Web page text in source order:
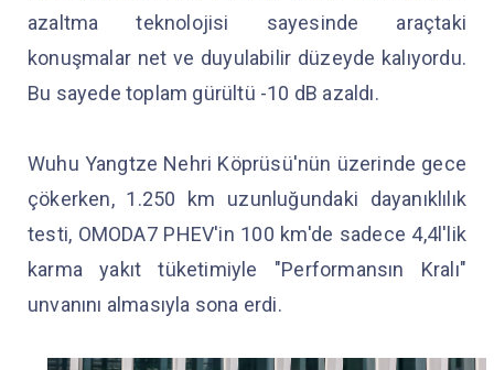
azaltma teknolojisi sayesinde araçtaki
konuşmalar net ve duyulabilir düzeyde kalıyordu.
Bu sayede toplam gürültü -10 dB azaldı.
Wuhu Yangtze Nehri Köprüsü'nün üzerinde gece
çökerken, 1.250 km uzunluğundaki dayanıklılık
testi, OMODA7 PHEV'in 100 km'de sadece 4,4l'lik
karma yakıt tüketimiyle "Performansın Kralı"
unvanını almasıyla sona erdi.